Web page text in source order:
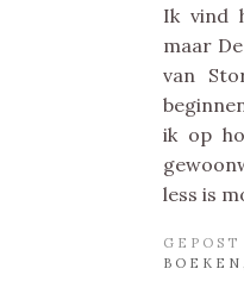
Ik vind
maar
van
ik op
less is
BOEKEN